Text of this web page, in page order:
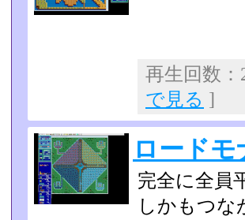
再生回数
で見る ]
ロード
完全に全員
しかもつな